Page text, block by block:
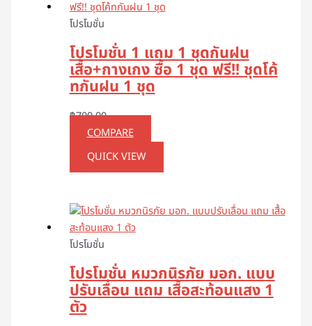
โปรโมชั่น
โปรโมชั่น 1 แถม 1 ชุดกันฝน
เสื้อ+กางเกง ซื้อ 1 ชุด ฟรี!! ชุดโค้
ทกันฝน 1 ชุด
฿700.00
COMPARE
QUICK VIEW
โปรโมชั่น
โปรโมชั่น หมวกนิรภัย มอก. แบบ
ปรับเลื่อน แถม เสื้อสะท้อนแสง 1
ตัว